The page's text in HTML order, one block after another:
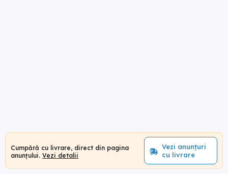
Cumpără cu livrare, direct din pagina
anunțului. Vezi detalii
Vezi anunțuri
cu livrare